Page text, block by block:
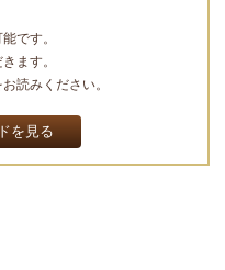
です。
ます。
読みください。
を見る